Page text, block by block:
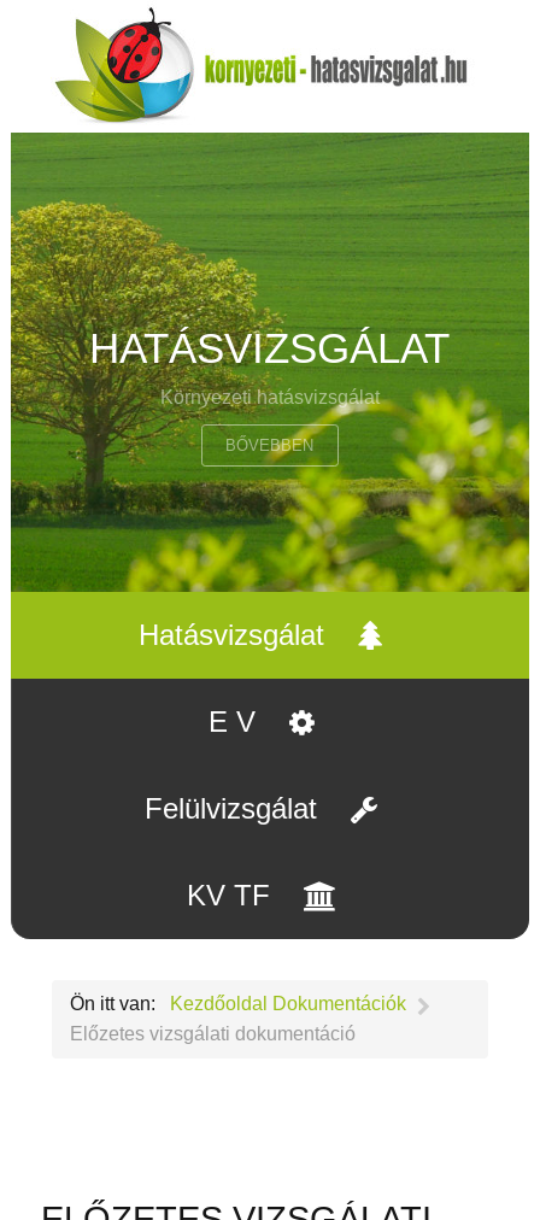
HATÁSVIZSGÁLAT
Környezeti hatásvizsgálat
BŐVEBBEN
Hatásvizsgálat
E V
Felülvizsgálat
KV TF
Ön itt van: Kezdőoldal
Dokumentációk
Előzetes vizsgálati dokumentáció